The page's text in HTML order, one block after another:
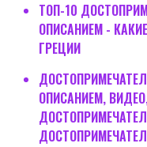
ТОП-10
ОПИСАНИЕМ -
ГРЕЦИИ
ОПИСАНИЕМ,